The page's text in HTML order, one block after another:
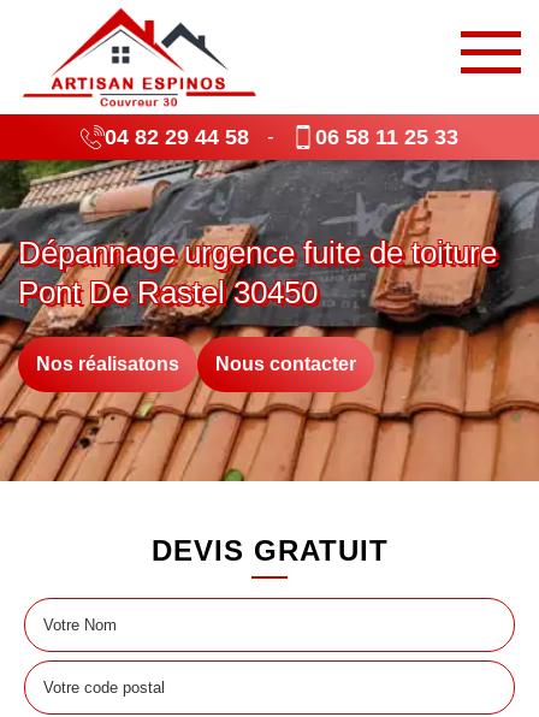
04 82 29 44 58 - 06 58 11 25 33
Dépannage urgence fuite de toiture
Pont De Rastel 30450
Nos réalisatons Nous contacter
DEVIS GRATUIT